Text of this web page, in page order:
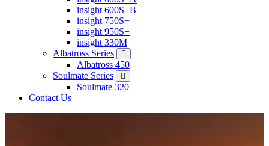
insight 600S+B
insight 750S+
insight 950S+
insight 330M
Albatross Series
Albatross 450
Soulmate Series
Soulmate 320
Contact Us